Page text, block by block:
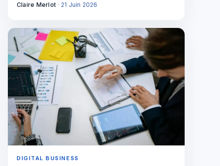
Claire Merlot · 21 Juin 2026
DIGITAL BUSINESS